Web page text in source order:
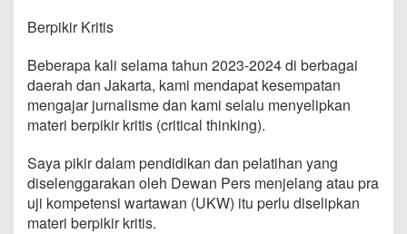
Berpikir Kritis
Beberapa kali selama tahun 2023-2024 di berbagai
daerah dan Jakarta, kami mendapat kesempatan
mengajar jurnalisme dan kami selalu menyelipkan
materi berpikir kritis (critical thinking).
Saya pikir dalam pendidikan dan pelatihan yang
diselenggarakan oleh Dewan Pers menjelang atau pra
uji kompetensi wartawan (UKW) itu perlu diselipkan
materi berpikir kritis.